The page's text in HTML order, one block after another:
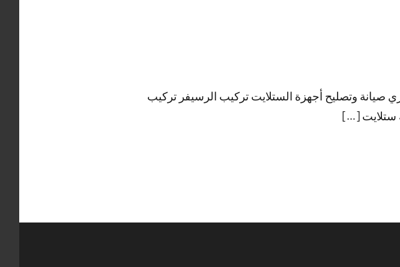
وتصليح أجهزة الستلايت تركيب الرسيفر تركيب
ستلايت […]